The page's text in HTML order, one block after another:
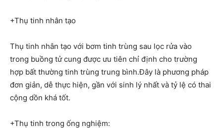
+Thụ tinh nhân tạo
Thụ tinh nhân tạo với bơm tinh trùng sau lọc rửa vào
trong buồng tử cung được ưu tiên chỉ định cho trường
hợp bất thường tinh trùng trung bình.Đây là phương pháp
đơn giản, dễ thực hiện, gần với sinh lý nhất và tỷ lệ có thai
cộng dồn khá tốt.
+Thụ tinh trong ống nghiệm: